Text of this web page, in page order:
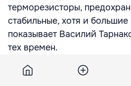
терморезисторы,
стабильные, хотя и
показывает Василий
тех времен.
Предприятие напрямую к